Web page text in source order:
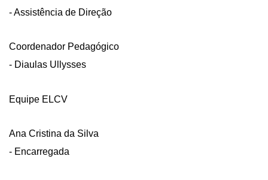
- Assistência de Direção
Coordenador Pedagógico
- Diaulas Ullysses
Equipe ELCV
Ana Cristina da Silva
- Encarregada